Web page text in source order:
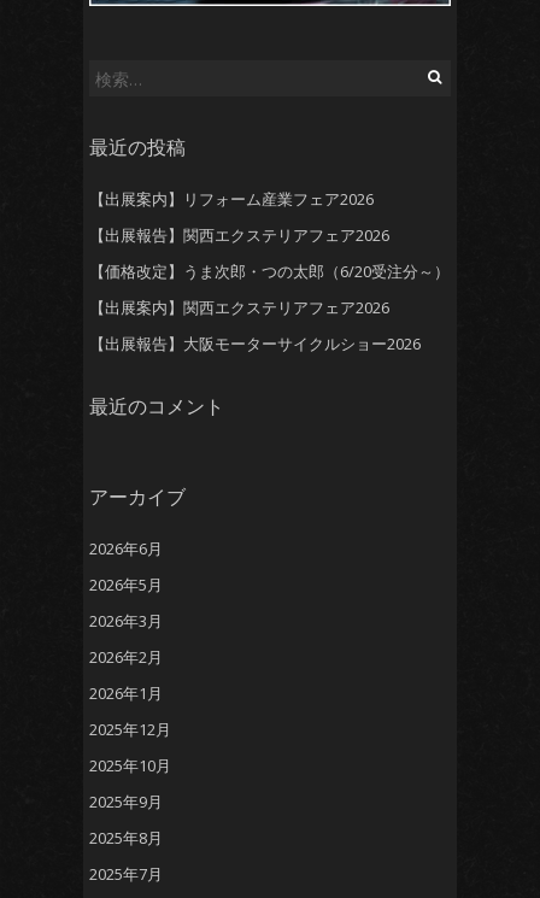
検
最近の投稿
【出展案内】リフォーム産業フェア2026
【出展報告】関西エクステリアフェア2026
【価格改定】うま次郎・つの太郎（6/20受注分～）
【出展案内】関西エクステリアフェア2026
【出展報告】大阪モーターサイクルショー2026
最近のコメント
アーカイブ
2026年6月
2026年5月
2026年3月
2026年2月
2026年1月
2025年12月
2025年10月
2025年9月
2025年8月
2025年7月